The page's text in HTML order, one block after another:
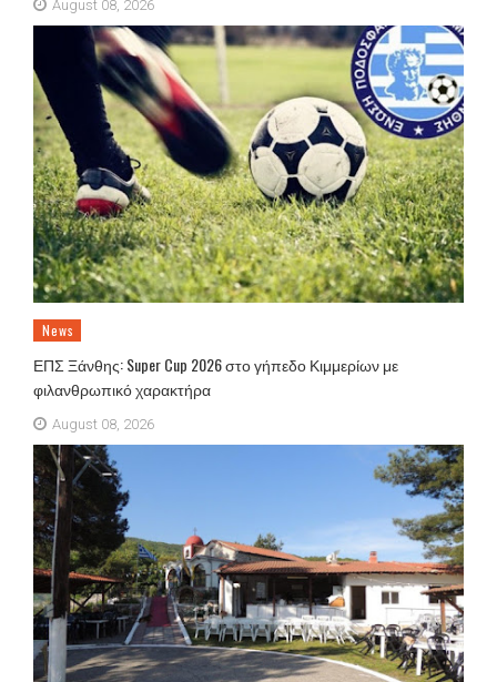
August 08, 2026
News
ΕΠΣ Ξάνθης: Super Cup 2026 στο γήπεδο Κιμμερίων με
φιλανθρωπικό χαρακτήρα
August 08, 2026